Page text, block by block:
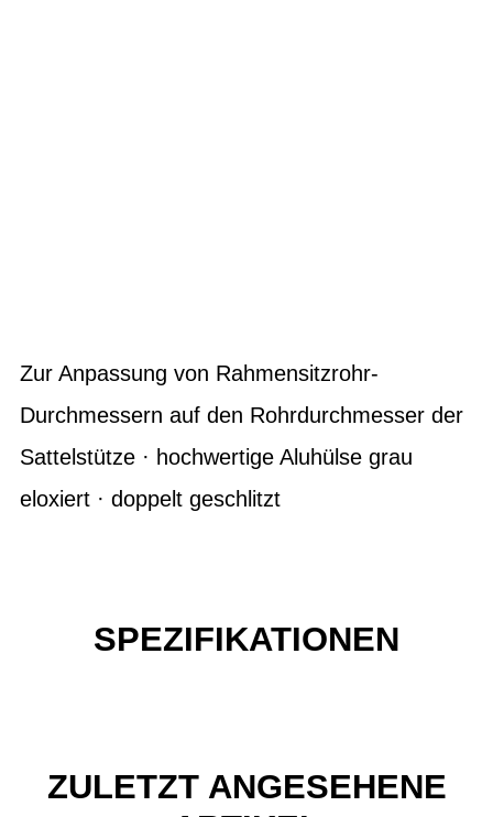
Zur Anpassung von Rahmensitzrohr-
Durchmessern auf den Rohrdurchmesser der
Sattelstütze · hochwertige Aluhülse grau
eloxiert · doppelt geschlitzt
SPEZIFIKATIONEN
ZULETZT ANGESEHENE